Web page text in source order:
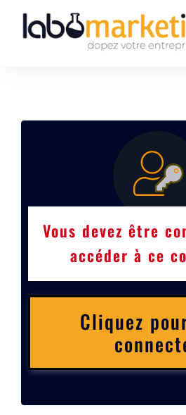
Vous devez être
accéder à ce
Cliquez